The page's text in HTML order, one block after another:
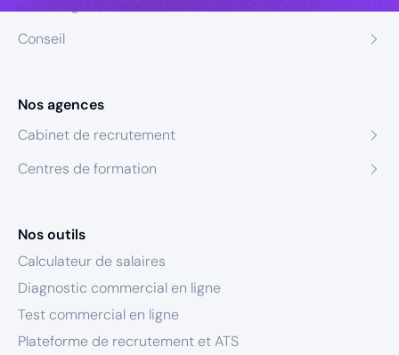
Conseil
Nos agences
Cabinet de recrutement
Centres de formation
Nos outils
Calculateur de salaires
Diagnostic commercial en ligne
Test commercial en ligne
Plateforme de recrutement et ATS